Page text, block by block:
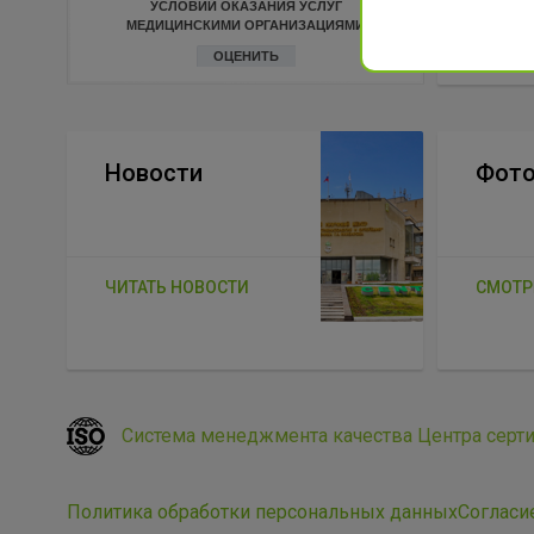
УСЛОВИЙ ОКАЗАНИЯ УСЛУГ
МЕДИЦИНСКИМИ ОРГАНИЗАЦИЯМИ
ОЦЕНИТЬ
Новости
ЧИТАТЬ НОВОСТИ
Система менеджмента качества Центра
Политика обработки персональных данных